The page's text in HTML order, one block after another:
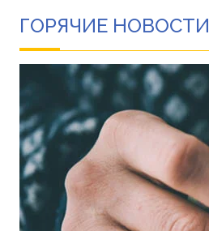
ГОРЯЧИЕ НОВОСТИ